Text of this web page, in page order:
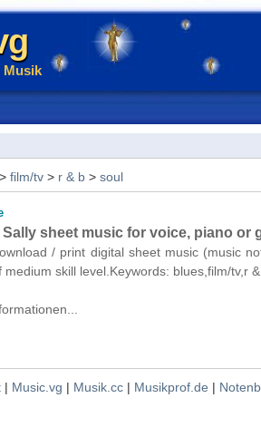
Musik
> film/tv > r & b > soul
Sally sheet music for voice, piano or
/ print digital sheet music (music
medium skill level.Keywords: blues,film/tv,r
| Music.vg | Musik.cc | Musikprof.de |